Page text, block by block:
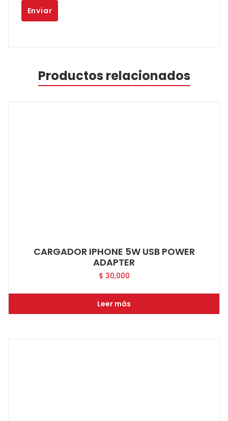
Productos relacionados
CARGADOR IPHONE 5W USB POWER
ADAPTER
$ 30,000
Leer más